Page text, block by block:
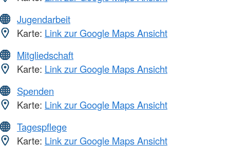
Jugendarbeit
Karte: Link zur Google Maps Ansicht
Mitgliedschaft
Karte: Link zur Google Maps Ansicht
Spenden
Karte: Link zur Google Maps Ansicht
Tagespflege
Karte: Link zur Google Maps Ansicht